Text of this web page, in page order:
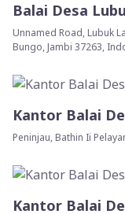
Balai Desa
Unnamed Road, Lubuk
Bungo, Jambi 37263,
Kantor Balai
Peninjau, Bathin Ii
Kantor Balai